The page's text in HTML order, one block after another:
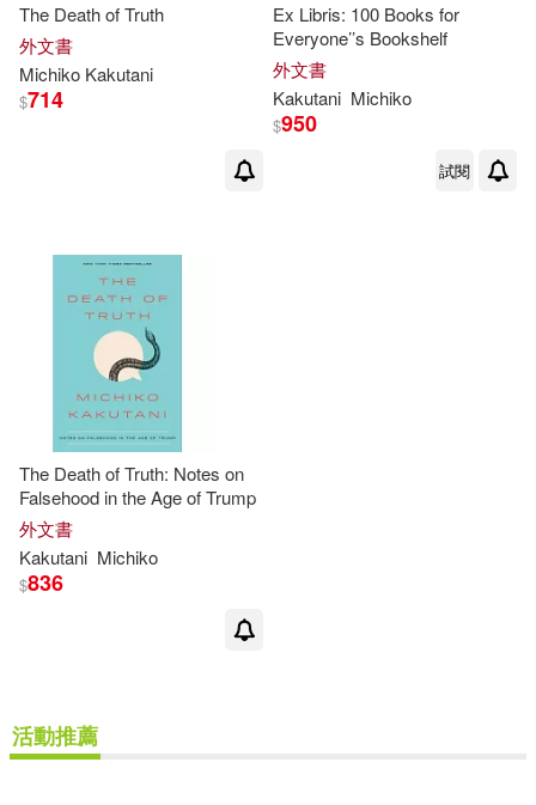
其他 (可複選)
作者/演唱/譯/編/繪(1)
範圍
The Death of Truth
外文書
Michiko Kakutani
$714
Ex Libris: 100 Books for
Everyone’’s Bookshelf
外文書
Kakutani Michiko
$950
試閱
The Death of Truth: Notes on
Falsehood in the Age of Trump
外文書
Kakutani Michiko
$836
活動推薦